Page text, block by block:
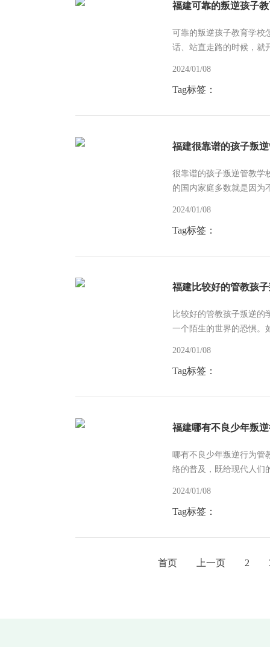
福建可靠的叛逆孩子
可靠的叛逆孩子教育学校
话、站直走路的时候，就
2024/01/08
Tag标签：
福建很靠谱的孩子叛
很靠谱的孩子叛逆管教学
的国内家庭多数就是因为
2024/01/08
Tag标签：
福建比较好的管教孩
比较好的管教孩子叛逆的
一个陌生的世界的恐惧。
2024/01/08
Tag标签：
福建哪有不良少年叛
哪有不良少年叛逆行为管
络的普及，既给现代人们
2024/01/08
Tag标签：
首页 上一页 2